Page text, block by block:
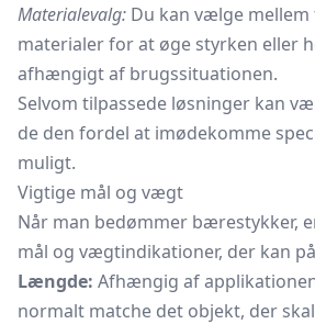
Materialevalg: Du kan vælge
materialer for at øge styrken eller
afhængigt af brugssituationen.
Selvom tilpassede løsninger kan
de den fordel at imødekomme
muligt.
Vigtige mål og vægt
Når man bedømmer bærestykker,
mål og vægtindikationer, der kan
Længde: Afhængig af
normalt matche det objekt, der